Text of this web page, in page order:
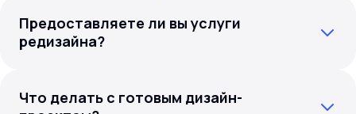
Предоставляете ли вы услуги
редизайна?
Что делать с готовым дизайн-